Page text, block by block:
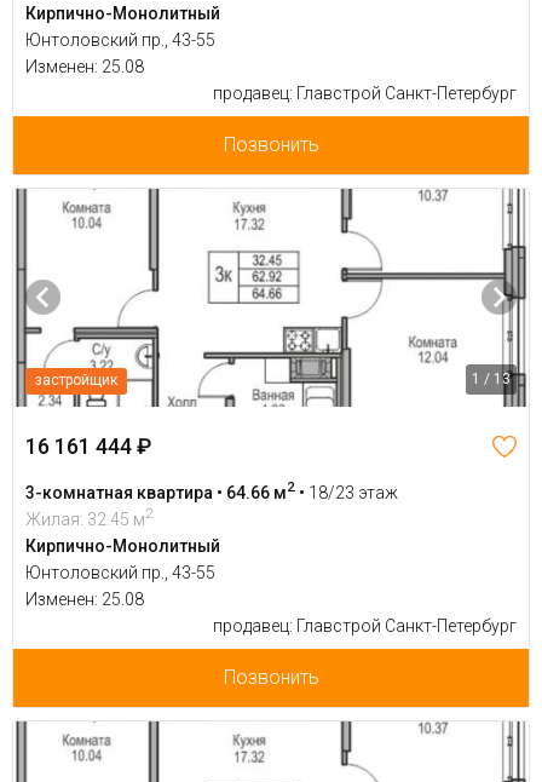
Кирпично-Монолитный
Юнтоловский пр., 43-55
Изменен: 25.08
продавец: Главстрой Санкт-Петербург
Позвонить
застройщик 1 / 13
16 161 444 ₽
3-комнатная квартира • 64.66 м2 • 18/23 этаж
Жилая: 32.45 м2
Кирпично-Монолитный
Юнтоловский пр., 43-55
Изменен: 25.08
продавец: Главстрой Санкт-Петербург
Позвонить